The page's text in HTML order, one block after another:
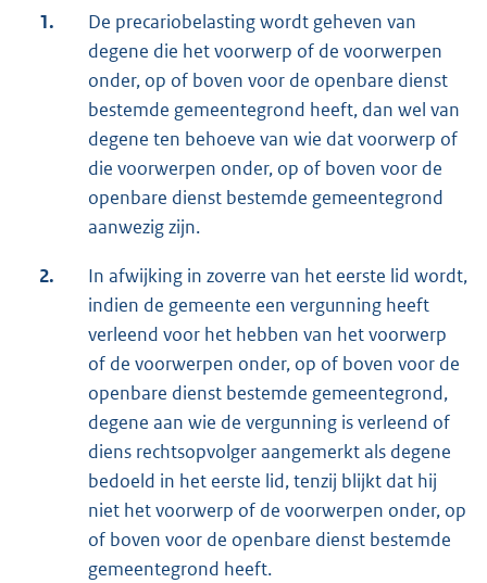
1.
De precariobelasting wordt geheven van
degene die het voorwerp of de voorwerpen
onder, op of boven voor de openbare dienst
bestemde gemeentegrond heeft, dan wel van
degene ten behoeve van wie dat voorwerp of
die voorwerpen onder, op of boven voor de
openbare dienst bestemde gemeentegrond
aanwezig zijn.
2.
In afwijking in zoverre van het eerste lid wordt,
indien de gemeente een vergunning heeft
verleend voor het hebben van het voorwerp
of de voorwerpen onder, op of boven voor de
openbare dienst bestemde gemeentegrond,
degene aan wie de vergunning is verleend of
diens rechtsopvolger aangemerkt als degene
bedoeld in het eerste lid, tenzij blijkt dat hij
niet het voorwerp of de voorwerpen onder, op
of boven voor de openbare dienst bestemde
gemeentegrond heeft.